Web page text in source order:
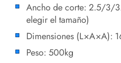
Ancho de corte: 2.5/
elegir el tamaño)
Dimensiones (L×A×A):
Peso: 500kg